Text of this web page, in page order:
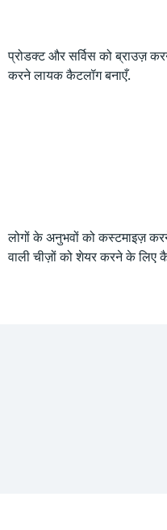
प्रोडक्ट और सर्विस को ब्राउज़
करने लायक कैटलॉग बनाएँ.
लोगों के अनुभवों को कस्टमाइज़
वाली चीज़ों को शेयर करने के लिए